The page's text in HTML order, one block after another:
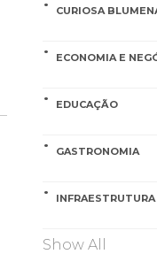
CURIOSA
ECONOMIA E
EDUCAÇÃO
GASTRONOMIA
INFRAESTRUTURA
Show All